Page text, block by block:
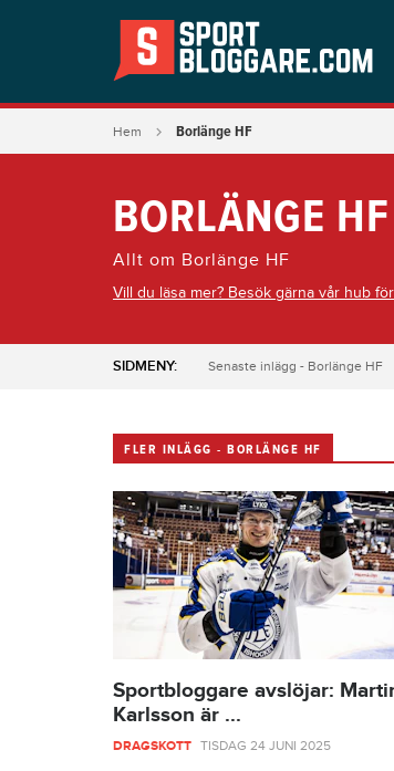
Hem Borlänge HF
BORLÄNGE HF
Allt om Borlänge HF
Vill du läsa mer? Besök gärna vår hub
SIDMENY: Senaste inlägg - Borlänge HF
FLER INLÄGG - BORLÄNGE HF
Sportbloggare avslöjar:
Karlsson är ...
DRAGSKOTT TISDAG 24 JUNI 2025